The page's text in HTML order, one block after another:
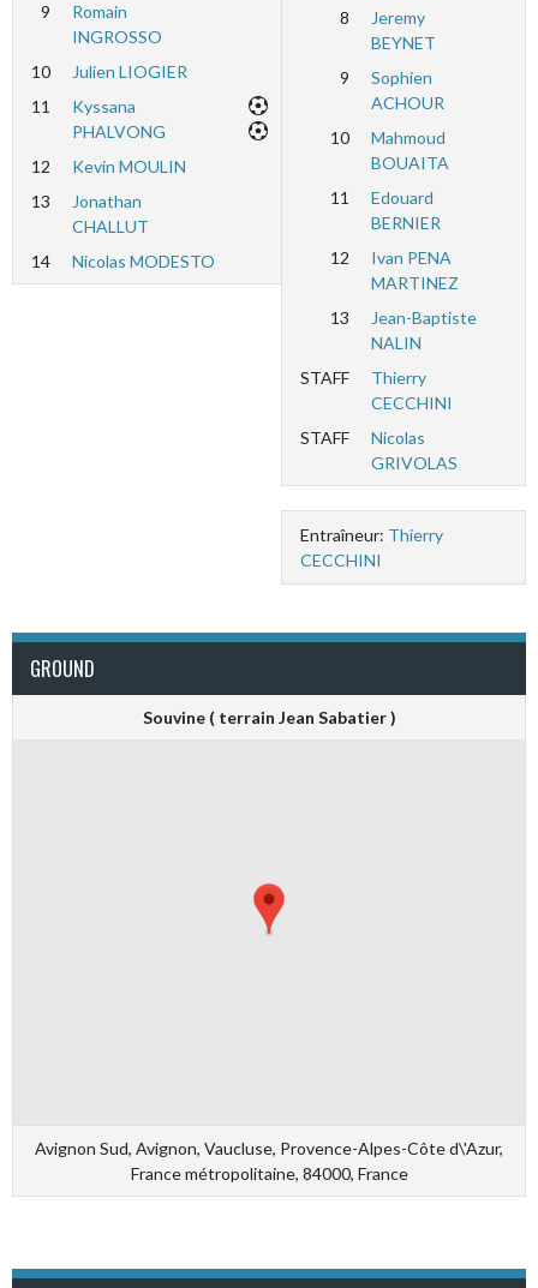
9
Romain
INGROSSO
10
Julien LIOGIER
11
Kyssana
PHALVONG
12
Kevin MOULIN
13
Jonathan
CHALLUT
14
Nicolas MODESTO
8
Jeremy
BEYNET
9
Sophien
ACHOUR
10
Mahmoud
BOUAITA
11
Edouard
BERNIER
12
Ivan PENA
MARTINEZ
13
Jean-Baptiste
NALIN
STAFF
Thierry
CECCHINI
STAFF
Nicolas
GRIVOLAS
Entraîneur: Thierry
CECCHINI
GROUND
Souvine ( terrain Jean Sabatier )
Avignon Sud, Avignon, Vaucluse, Provence-Alpes-Côte d\'Azur,
France métropolitaine, 84000, France